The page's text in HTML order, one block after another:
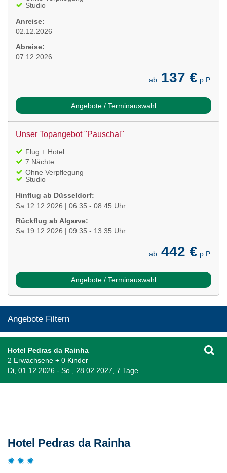
Studio
Anreise:
02.12.2026
Abreise:
07.12.2026
ab 137 € p.P.
Angebote / Terminauswahl
Unser Topangebot "Pauschal"
Flug + Hotel
7 Nächte
Ohne Verpflegung
Studio
Hinflug ab Düsseldorf:
Sa 12.12.2026 | 06:35 - 08:45 Uhr
Rückflug ab Algarve:
Sa 19.12.2026 | 09:35 - 13:35 Uhr
ab 442 € p.P.
Angebote / Terminauswahl
Angebote Filtern
Hotel Pedras da Rainha
2 Erwachsene + 0 Kinder
Di, 01.12.2026 - So., 28.02.2027, 7 Tage
Hotel Pedras da Rainha